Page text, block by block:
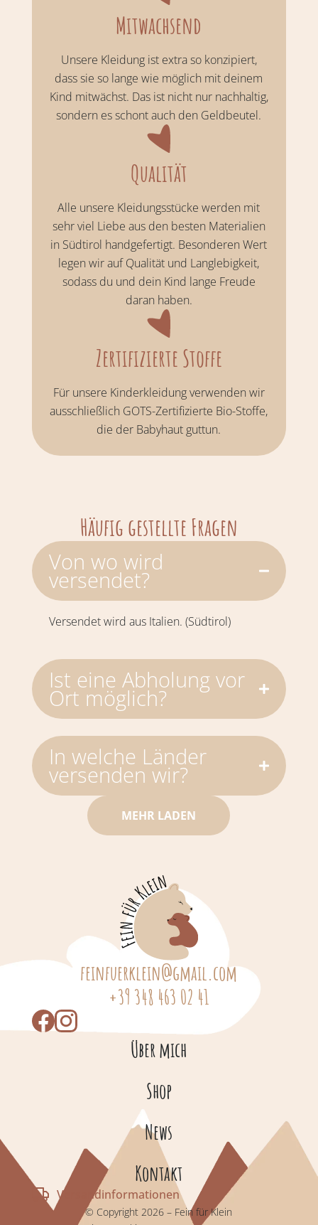
Mitwachsend
Unsere Kleidung ist extra so konzipiert,
dass sie so lange wie möglich mit deinem
Kind mitwächst. Das ist nicht nur nachhaltig,
sondern es schont auch den Geldbeutel.
Qualität
Alle unsere Kleidungsstücke werden mit
sehr viel Liebe aus den besten Materialien
in Südtirol handgefertigt. Besonderen Wert
legen wir auf Qualität und Langlebigkeit,
sodass du und dein Kind lange Freude
daran haben.
Zertifizierte Stoffe
Für unsere Kinderkleidung verwenden wir
ausschließlich GOTS-Zertifizierte Bio-Stoffe,
die der Babyhaut guttun.
Häufig gestellte Fragen
Von wo wird
versendet?
Versendet wird aus Italien. (Südtirol)
Ist eine Abholung vor
Ort möglich?
In welche Länder
versenden wir?
MEHR LADEN
feinfuerklein@gmail.com
+39 348 463 02 41
Über mich
Shop
News
Kontakt
Versandinformationen
© Copyright 2026 – Fein für Klein